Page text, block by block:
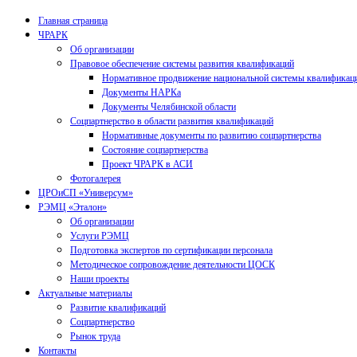
Главная страница
ЧРАРК
Об организации
Правовое обеспечение системы развития квалификаций
Нормативное продвижение национальной системы
Документы НАРКа
Документы Челябинской области
Соцпартнерство в области развития квалификаций
Нормативные документы по развитию соцпартнерства
Состояние соцпартнерства
Проект ЧРАРК в АСИ
Фотогалерея
ЦРОиСП «Универсум»
РЭМЦ «Эталон»
Об организации
Услуги РЭМЦ
Подготовка экспертов по сертификации персонала
Методическое сопровождение деятельности ЦОСК
Наши проекты
Актуальные материалы
Развитие квалификаций
Соцпартнерство
Рынок труда
Контакты